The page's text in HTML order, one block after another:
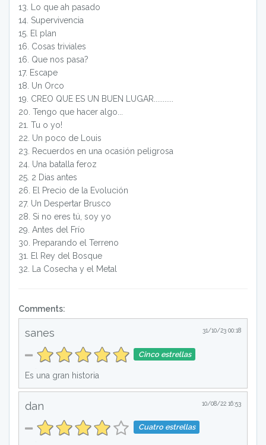
13. Lo que ah pasado
14. Supervivencia
15. El plan
16. Cosas triviales
16. Que nos pasa?
17. Escape
18. Un Orco
19. CREO QUE ES UN BUEN LUGAR...........
20. Tengo que hacer algo...
21. Tu o yo!
22. Un poco de Louis
23. Recuerdos en una ocasión peligrosa
24. Una batalla feroz
25. 2 Dias antes
26. El Precio de la Evolución
27. Un Despertar Brusco
28. Si no eres tú, soy yo
29. Antes del Frío
30. Preparando el Terreno
31. El Rey del Bosque
32. La Cosecha y el Metal
Comments:
31/10/23 00:18
sanes
Cinco estrellas
Es una gran historia
10/08/22 16:53
dan
Cuatro estrellas